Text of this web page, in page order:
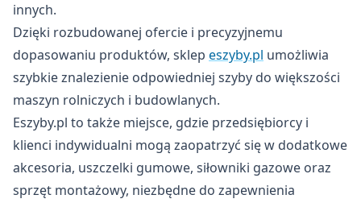
innych.
Dzięki rozbudowanej ofercie i precyzyjnemu
dopasowaniu produktów, sklep eszyby.pl umożliwia
szybkie znalezienie odpowiedniej szyby do większości
maszyn rolniczych i budowlanych.
Eszyby.pl to także miejsce, gdzie przedsiębiorcy i
klienci indywidualni mogą zaopatrzyć się w dodatkowe
akcesoria, uszczelki gumowe, siłowniki gazowe oraz
sprzęt montażowy, niezbędne do zapewnienia